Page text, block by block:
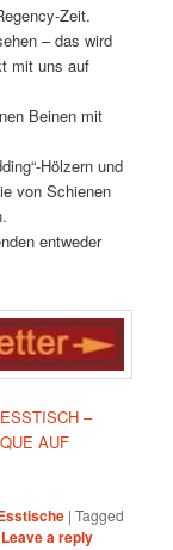
Zeit.
– das wird
mit uns auf
Beinen mit
Hölzern und
von Schienen
entweder
–
AUF
|Tagged
Leave a reply